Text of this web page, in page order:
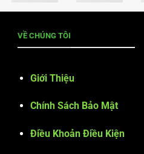
VỀ CHÚNG TÔI
Giới Thiệu
Chính Sách Bảo Mật
Điều Khoản Điều Kiện